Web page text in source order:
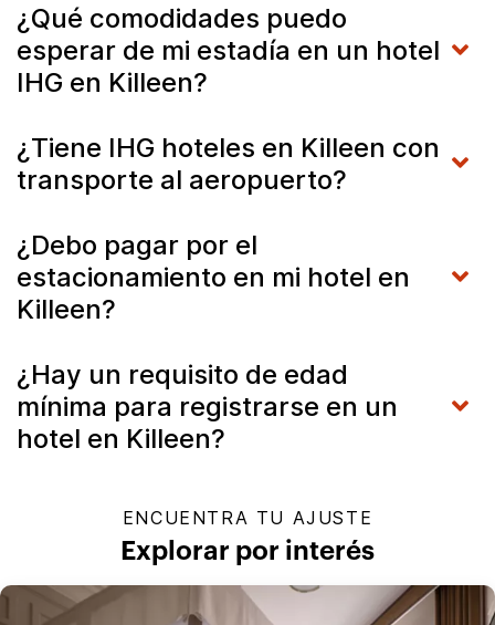
¿Qué comodidades puedo
esperar de mi estadía en un hotel
IHG en Killeen?
¿Tiene IHG hoteles en Killeen con
transporte al aeropuerto?
¿Debo pagar por el
estacionamiento en mi hotel en
Killeen?
¿Hay un requisito de edad
mínima para registrarse en un
hotel en Killeen?
ENCUENTRA TU AJUSTE
Explorar por interés